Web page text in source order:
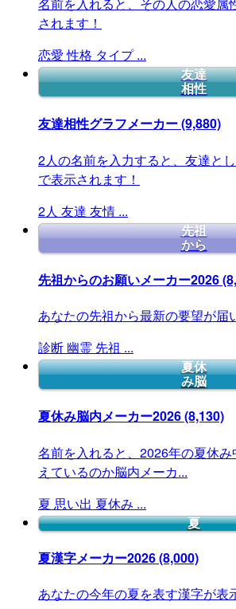
されます！
恋愛 性格 タイプ ...
友達
相性
友達相性グラフメーカー(9,880)
2人の名前を入力すると、友達と
で表示されます！
2人 友達 友情 ...
先祖
から
先祖からのお願いメーカー2026
あなたの先祖から最新の要望が届
診断 幽霊 先祖 ...
夏休
み脳
夏休み脳内メーカー2026(8,130)
名前を入れると、2026年の夏休
えているのか脳内メーカ...
夏 思い出 夏休み ...
夏
夏漢字メーカー2026(8,000)
あなたの今年の夏を表す漢字が表